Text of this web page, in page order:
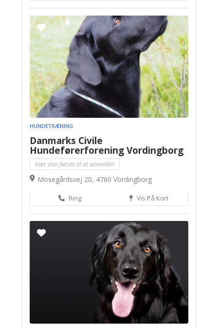
HUNDETRÆNING
Danmarks Civile
Hundeførerforening Vordingborg
Vær den første til at anmelde!
Mosegårdsvej 20, 4760 Vordingborg
Ring Vis På Kort